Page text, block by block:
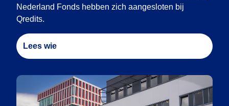
Nederland Fonds hebben zich aangesloten bij
Qredits.
Lees wie